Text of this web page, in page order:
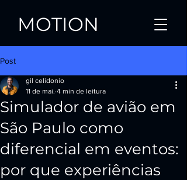
MOTION
Post
Simulador de avião em
São Paulo como
diferencial em eventos:
por que experiências
gil celidonio
11 de mai. 4 min de leitura